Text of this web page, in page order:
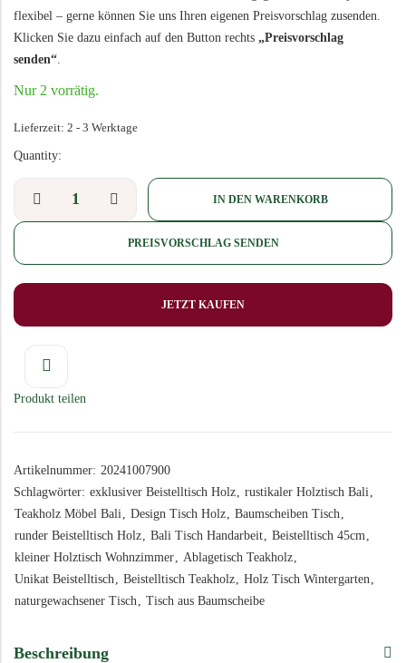
flexibel – gerne können Sie uns Ihren eigenen Preisvorschlag zusenden.
Klicken Sie dazu einfach auf den Button rechts „Preisvorschlag
senden“
Nur 2 vorrätig.
Lieferzeit: 2 - 3 Werktage
Quantity:
IN DEN WARENKORB
PREISVORSCHLAG SENDEN
JETZT KAUFEN
Produkt teilen
Artikelnummer: 20241007900
Schlagwörter: exklusiver Beistelltisch Holz rustikaler Holztisch Bali
Teakholz Möbel Bali
Design Tisch Holz Baumscheiben Tisch
runder Beistelltisch Holz
Bali Tisch Handarbeit Beistelltisch 45cm
kleiner Holztisch Wohnzimmer
Ablagetisch Teakholz
Unikat Beistelltisch
Beistelltisch Teakholz Holz Tisch Wintergarten
naturgewachsener Tisch
Tisch aus Baumscheibe
Beschreibung